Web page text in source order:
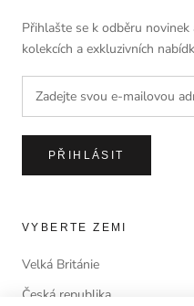
Přihlašte se k odběru
kolekcích a exkluzivních
PŘIHLÁSIT
VYBERTE ZEMI
Velká Británie
Česká republika